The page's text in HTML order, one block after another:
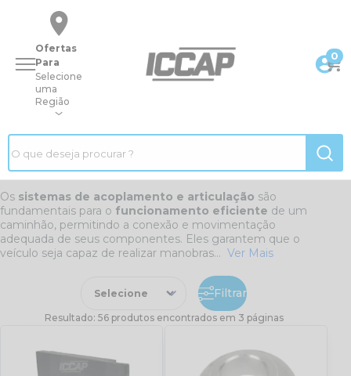
Ofertas
Para
Selecione
uma
Região
0
Acoplamento e Articulação
Os sistemas de acoplamento e articulação são
fundamentais para o funcionamento eficiente de um
caminhão, permitindo a conexão e movimentação
adequada de seus componentes. Eles garantem que o
veículo seja capaz de realizar manobras... Ver Mais
Resultado: 56 produtos encontrados em 3 páginas
Filtrar